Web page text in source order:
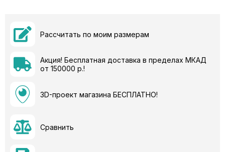
Рассчитать по моим размерам
Акция! Бесплатная доставка в пределах МКАД
от 150000 р.!
3D-проект магазина БЕСПЛАТНО!
Сравнить